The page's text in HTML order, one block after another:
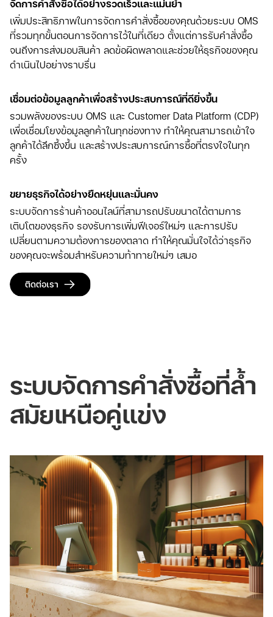
จัดการคำสั่งซื้อได้อย่างรวดเร็วและแม่นยำ
เพิ่มประสิทธิภาพในการจัดการคำสั่งซื้อของคุณด้วยระบบ OMS
ที่รวมทุกขั้นตอนการจัดการไว้ในที่เดียว ตั้งแต่การรับคำสั่งซื้อ
จนถึงการส่งมอบสินค้า ลดข้อผิดพลาดและช่วยให้ธุรกิจของคุณ
ดำเนินไปอย่างราบรื่น
เชื่อมต่อข้อมูลลูกค้าเพื่อสร้างประสบการณ์ที่ดียิ่งขึ้น
รวมพลังของระบบ OMS และ Customer Data Platform (CDP)
เพื่อเชื่อมโยงข้อมูลลูกค้าในทุกช่องทาง ทำให้คุณสามารถเข้าใจ
ลูกค้าได้ลึกซึ้งขึ้น และสร้างประสบการณ์การซื้อที่ตรงใจในทุก
ครั้ง
ขยายธุรกิจได้อย่างยืดหยุ่นและมั่นคง
ระบบจัดการร้านค้าออนไลน์ที่สามารถปรับขนาดได้ตามการ
เติบโตของธุรกิจ รองรับการเพิ่มฟีเจอร์ใหม่ๆ และการปรับ
เปลี่ยนตามความต้องการของตลาด ทำให้คุณมั่นใจได้ว่าธุรกิจ
ของคุณจะพร้อมสำหรับความท้าทายใหม่ๆ เสมอ
ติดต่อเรา
ระบบจัดการคำสั่งซื้อที่ล้ำ
สมัยเหนือคู่แข่ง